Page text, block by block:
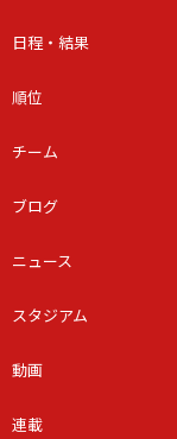
日程・結果
順位
チーム
ブログ
ニュース
スタジアム
動画
連載